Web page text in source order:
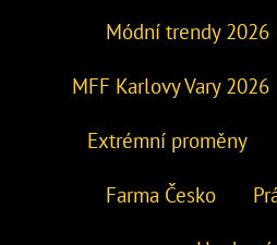
Módní trendy 2026
MFF Karlovy Vary 2026
Extrémní proměny
Farma Česko